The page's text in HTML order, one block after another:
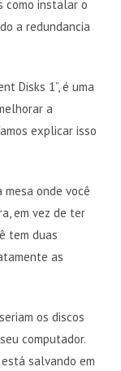
como instalar o
a redundancia
Disks 1”, é uma
a
explicar isso
mesa onde você
em vez de ter
tem duas
as
os discos
computador.
salvando em